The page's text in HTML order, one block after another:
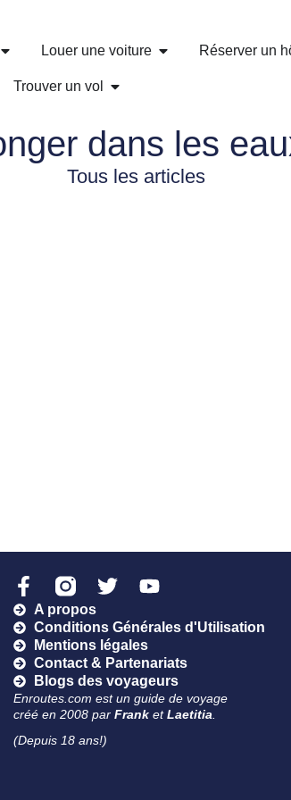
Louer une voiture Réserver un
Trouver un vol
dans les
Tous les articles
A propos
Conditions Générales d'Utilisation
Mentions légales
Contact & Partenariats
Blogs des voyageurs
Enroutes.com est un guide de voyage
créé en 2008 parFrank etLaetitia.
(Depuis 18 ans!)